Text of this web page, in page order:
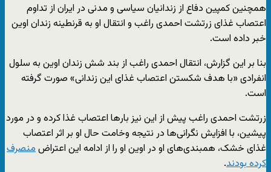
همچنین کمپین دفاع از زندانیان سیاسی و مدنی در ایران از تداوم
اعتصاب غذای زرتشت احمدی راغب و انتقال او به قرنطینه زندان اوین
خبر داده است.
بنا بر این گزارش، انتقال احمدی راغب از بند شش زندان اوین به سلول
انفرادی «با هدف شکستن اعتصاب غذای این زندانی» صورت گرفته
است.
زرتشت احمدی راغب پیش از این نیز بارها اعتصاب غذا کرده و در مورد
پیشین، با افزایش نگرانی‌ها در نتیجه وخامت حال او بر اثر اعتصاب
غذای خشک، همبندی‌های او در اوین او را از ادامه این اعتراضمنصرف
کرده بودند.